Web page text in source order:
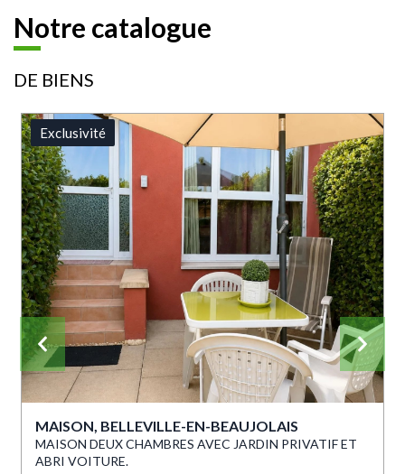
Notre catalogue
DE BIENS
Exclusivité
MAISON, BELLEVILLE-EN-BEAUJOLAIS
MAISON DEUX CHAMBRES AVEC JARDIN PRIVATIF ET
ABRI VOITURE.